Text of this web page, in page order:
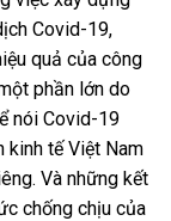
Covid-19,
quả của công
phần lớn do
nói Covid-19
kinh tế Việt Nam
Và những kết
chống chịu của